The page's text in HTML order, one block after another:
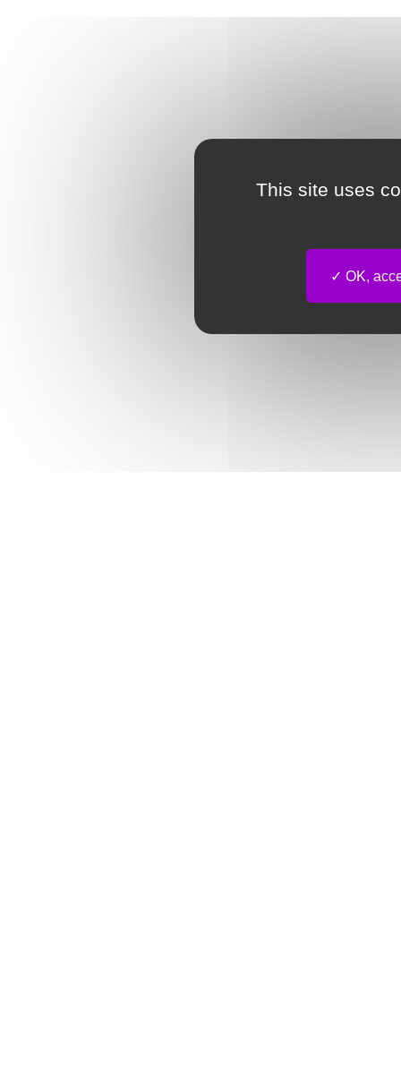
This site uses
OK,